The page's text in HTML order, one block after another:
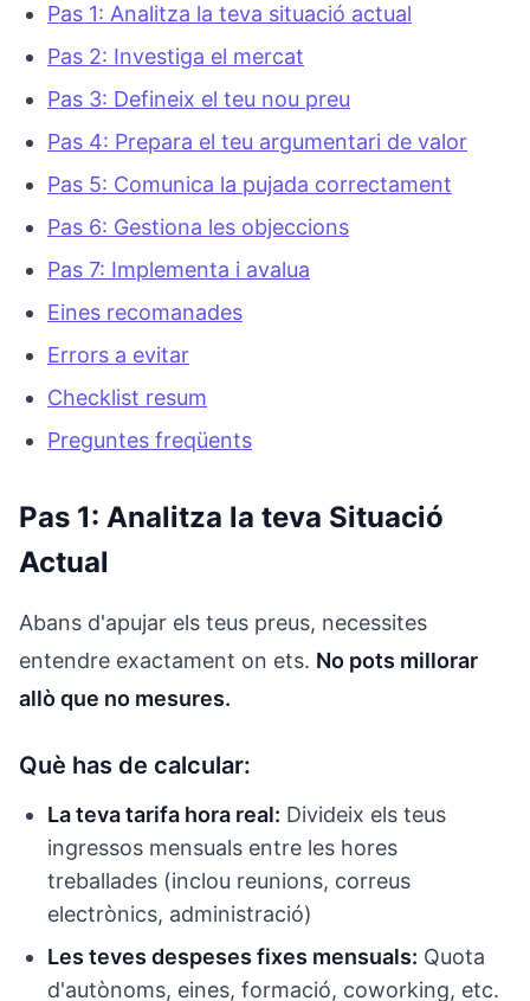
Pas 1: Analitza la teva situació actual
Pas 2: Investiga el mercat
Pas 3: Defineix el teu nou preu
Pas 4: Prepara el teu argumentari de valor
Pas 5: Comunica la pujada correctament
Pas 6: Gestiona les objeccions
Pas 7: Implementa i avalua
Eines recomanades
Errors a evitar
Checklist resum
Preguntes freqüents
Pas 1: Analitza la teva Situació
Actual
Abans d'apujar els teus preus, necessites
entendre exactament on ets. No pots millorar
allò que no mesures.
Què has de calcular:
La teva tarifa hora real: Divideix els teus
ingressos mensuals entre les hores
treballades (inclou reunions, correus
electrònics, administració)
Les teves despeses fixes mensuals: Quota
d'autònoms, eines, formació, coworking, etc.